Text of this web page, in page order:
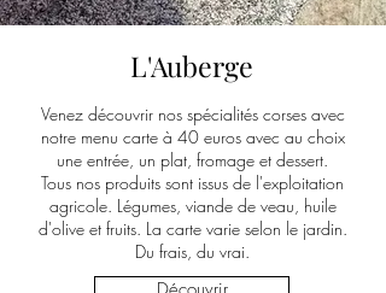
L'Auberge
Venez découvrir nos spécialités corses avec
notre menu carte à 40 euros avec au choix
une entrée, un plat, fromage et dessert.
Tous nos produits sont issus de l'exploitation
agricole. Légumes, viande de veau, huile
d'olive et fruits. La carte varie selon le jardin.
Du frais, du vrai.